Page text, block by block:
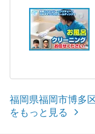
福岡県福岡市博多
をもっと見る